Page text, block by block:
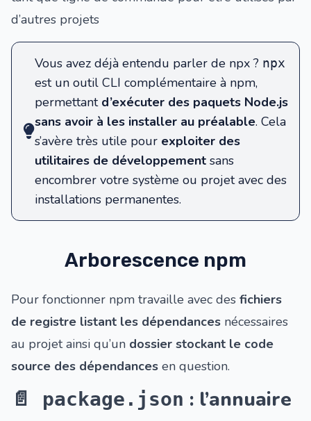
d’autres projets
Vous avez déjà entendu parler de npx ? npx
est un outil CLI complémentaire à npm,
permettant d’exécuter des paquets Node.js
sans avoir à les installer au préalable. Cela
s’avère très utile pour exploiter des
utilitaires de développement sans
encombrer votre système ou projet avec des
installations permanentes.
Arborescence npm
Pour fonctionner npm travaille avec des fichiers
de registre listant les dépendances nécessaires
au projet ainsi qu’un dossier stockant le code
source des dépendances en question.
📄 package.json : l’annuaire